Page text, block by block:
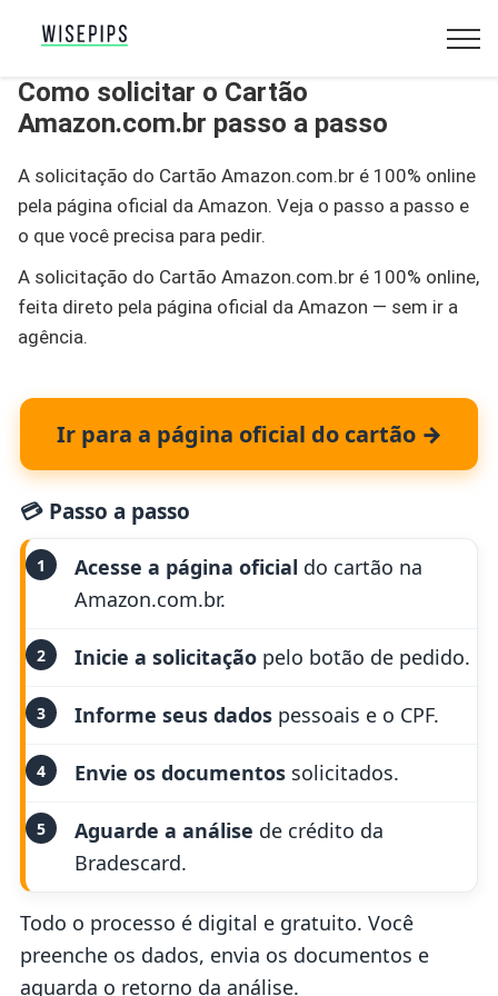
Como solicitar o Cartão
Amazon.com.br passo a passo
A solicitação do Cartão Amazon.com.br é 100% online
pela página oficial da Amazon. Veja o passo a passo e
o que você precisa para pedir.
A solicitação do Cartão Amazon.com.br é 100% online,
feita direto pela página oficial da Amazon — sem ir a
agência.
Ir para a página oficial do cartão →
💳 Passo a passo
1 Acesse a página oficial do cartão na
Amazon.com.br.
2 Inicie a solicitação pelo botão de pedido.
3 Informe seus dados pessoais e o CPF.
4 Envie os documentos solicitados.
5 Aguarde a análise de crédito da
Bradescard.
Todo o processo é digital e gratuito. Você
preenche os dados, envia os documentos e
aguarda o retorno da análise.